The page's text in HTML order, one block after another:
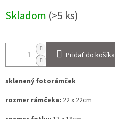
cena:
Skladom (>5 ks)
Pridať do košíka
sklenený fotorámček
rozmer rámčeka: 22 x 22cm